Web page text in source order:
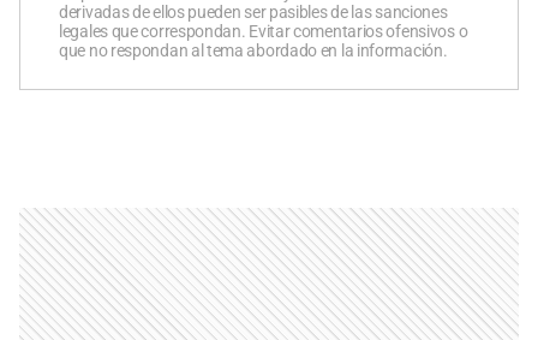
derivadas de ellos pueden ser pasibles de las sanciones
legales que correspondan. Evitar comentarios ofensivos o
que no respondan al tema abordado en la información.